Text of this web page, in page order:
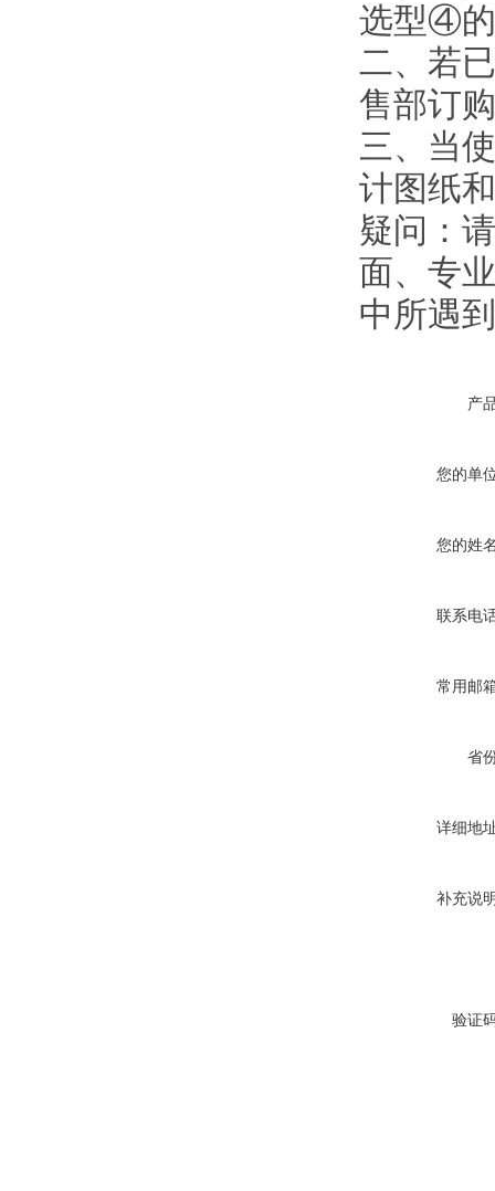
选型④
二、若
售部订
三、当
计图纸
疑问：
面、专
中所遇
产
您的单
您的姓
联系电
常用邮
省
详细地
补充说
验证